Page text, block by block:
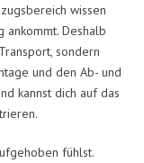
wissen
Deshalb
sondern
und den Ab- und
kannst dich auf das
fühlst.